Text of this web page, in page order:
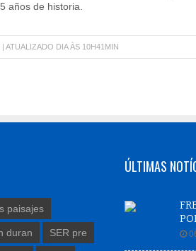
años de historia.
ATUALIZADO DIA ÀS 10H41MIN
paisajes
duran SER pre
ÚLTIMAS